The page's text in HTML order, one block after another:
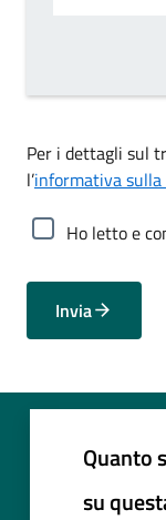
Per i dettagli sul
l’informativa sulla
Ho letto e
Invia
Quanto
su